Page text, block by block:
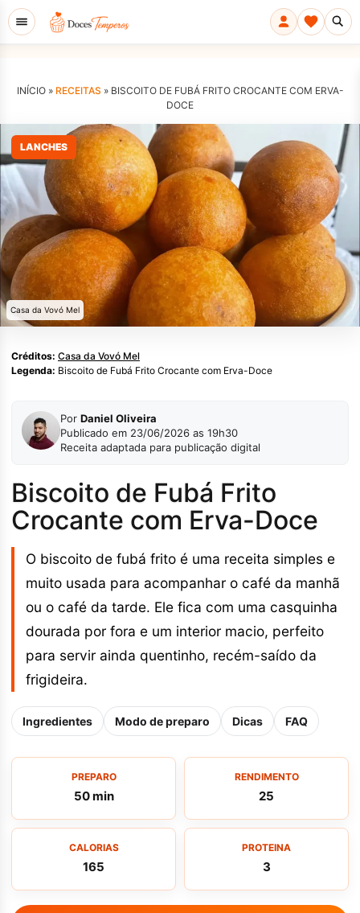
INÍCIO » RECEITAS » BISCOITO DE FUBÁ FRITO CROCANTE COM ERVA-
DOCE
LANCHES
Casa da Vovó Mel
Créditos: Casa da Vovó Mel
Legenda: Biscoito de Fubá Frito Crocante com Erva-Doce
Por Daniel Oliveira
Publicado em 23/06/2026 as 19h30
Receita adaptada para publicação digital
Biscoito de Fubá Frito
Crocante com Erva-Doce
O biscoito de fubá frito é uma receita simples e
muito usada para acompanhar o café da manhã
ou o café da tarde. Ele fica com uma casquinha
dourada por fora e um interior macio, perfeito
para servir ainda quentinho, recém-saído da
frigideira.
Ingredientes Modo de preparo Dicas FAQ
PREPARO
50 min
RENDIMENTO
25
CALORIAS
165
PROTEINA
3